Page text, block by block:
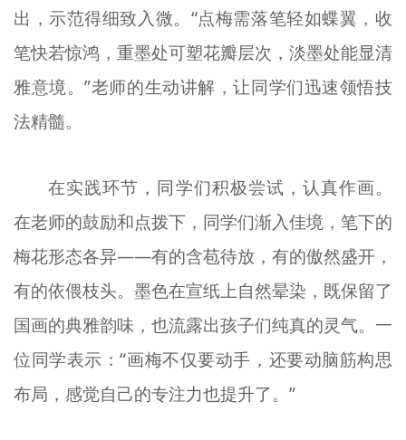
出，示范得细致入微。“点梅需落笔轻如蝶翼，收
笔快若惊鸿，重墨处可塑花瓣层次，淡墨处能显清
雅意境。”老师的生动讲解，让同学们迅速领悟技
法精髓。
在实践环节，同学们积极尝试，认真作画。
在老师的鼓励和点拨下，同学们渐入佳境，笔下的
梅花形态各异——有的含苞待放，有的傲然盛开，
有的依偎枝头。墨色在宣纸上自然晕染，既保留了
国画的典雅韵味，也流露出孩子们纯真的灵气。一
位同学表示：“画梅不仅要动手，还要动脑筋构思
布局，感觉自己的专注力也提升了。”